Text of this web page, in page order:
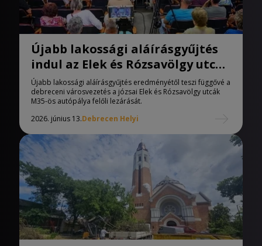
Újabb lakossági aláírásgyűjtés
indul az Elek és Rózsavölgy utcák
lezárásáért
Újabb lakossági aláírásgyűjtés eredményétől teszi függővé a
debreceni városvezetés a józsai Elek és Rózsavölgy utcák
M35-ös autópálya felőli lezárását.
2026. június 13.Debrecen Helyi